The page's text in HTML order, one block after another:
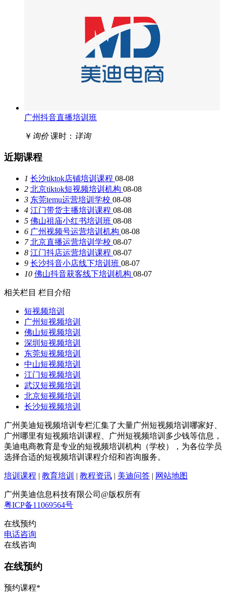
广州抖音直播培训班
￥ 询价 课时： 详询
近期课程
1 长沙tiktok店铺培训课程 08-08
2 北京tiktok短视频培训机构 08-08
3 东莞temu运营培训学校 08-08
4 江门带货主播培训课程 08-08
5 佛山祖庙小红书培训班 08-08
6 广州视频号运营培训机构 08-08
7 北京直播运营培训学校 08-07
8 江门抖店运营培训课程 08-07
9 长沙抖音小店线下培训班 08-07
10 佛山抖音获客线下培训机构 08-07
相关栏目 栏目介绍
短视频培训
广州短视频培训
佛山短视频培训
深圳短视频培训
东莞短视频培训
中山短视频培训
江门短视频培训
武汉短视频培训
北京短视频培训
长沙短视频培训
广州美迪短视频培训专栏汇集了大量广州短视频培训哪家好、
广州哪里有短视频培训课程、广州短视频培训多少钱等信息，
美迪电商教育是专业的短视频培训机构（学校），为各位学员
选择合适的短视频培训课程介绍和咨询服务。
培训课程 | 教育培训 | 教程资讯 | 美迪问答 | 网站地图
广州美迪信息科技有限公司@版权所有
粤ICP备11069564号
在线预约
电话咨询
在线咨询
在线预约
预约课程*